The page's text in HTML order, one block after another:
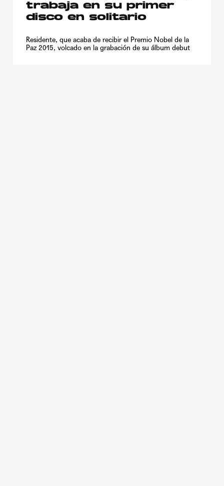
trabaja en su primer
disco en solitario
Residente, que acaba de recibir el Premio Nobel de la
Paz 2015, volcado en la grabación de su álbum debut